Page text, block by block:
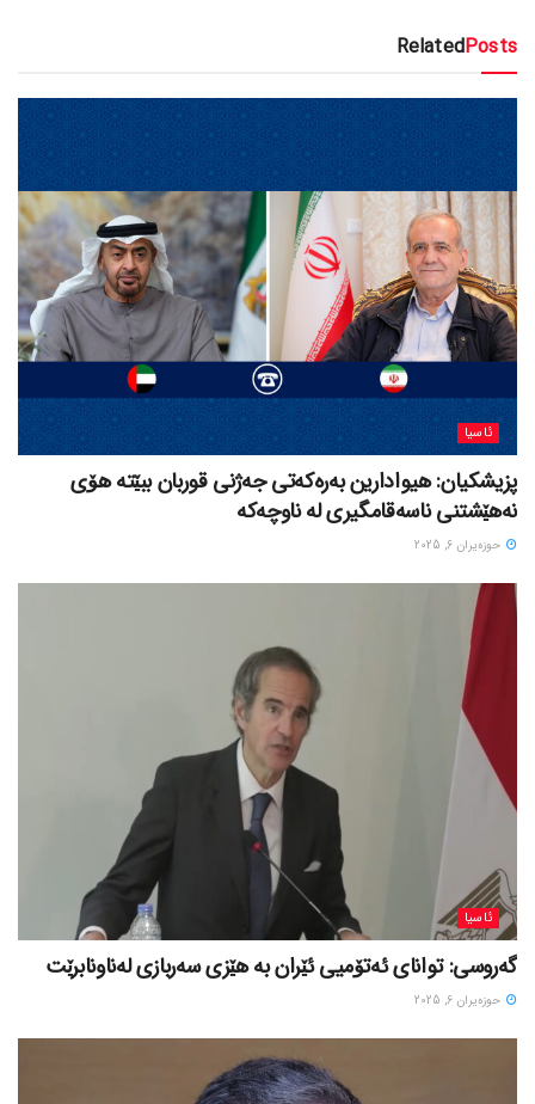
RelatedPosts
ئاسیا
پزیشکیان: هیوادارین بەرەکەتی جەژنی قوربان ببێتە هۆی
نەهێشتنی ناسەقامگیری لە ناوچەکە
حوزه‌یران 6, 2025
ئاسیا
گەروسی: توانای ئەتۆمیی ئێران بە هێزی سەربازی لەناونابرێت
حوزه‌یران 6, 2025